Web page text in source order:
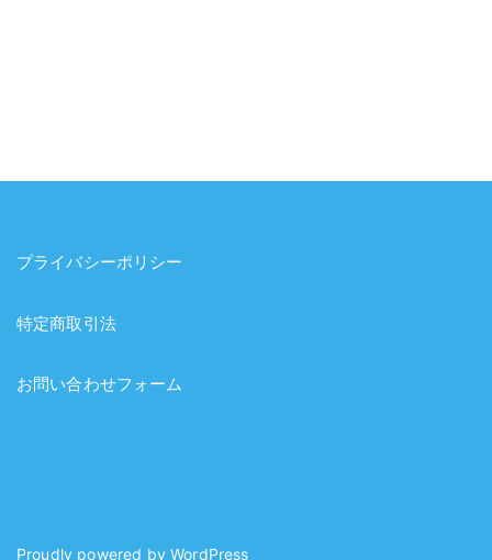
プライバシーポリシー
特定商取引法
お問い合わせフォーム
Proudly powered byWordPress